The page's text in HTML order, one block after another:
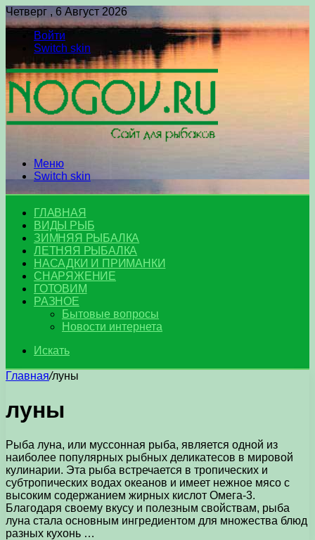
Четверг , 6 Август 2026
Войти
Switch skin
Меню
Switch skin
ГЛАВНАЯ
ВИДЫ РЫБ
ЗИМНЯЯ РЫБАЛКА
ЛЕТНЯЯ РЫБАЛКА
НАСАДКИ И ПРИМАНКИ
СНАРЯЖЕНИЕ
ГОТОВИМ
РАЗНОЕ
Бытовые вопросы
Новости интернета
Искать
Главная/луны
луны
Рыба луна, или муссонная рыба, является одной из
наиболее популярных рыбных деликатесов в мировой
кулинарии. Эта рыба встречается в тропических и
субтропических водах океанов и имеет нежное мясо с
высоким содержанием жирных кислот Омега-3.
Благодаря своему вкусу и полезным свойствам, рыба
луна стала основным ингредиентом для множества блюд
разных кухонь …